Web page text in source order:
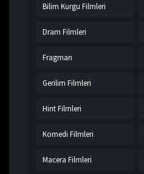
Bilim Kurgu Filmleri
Dram Filmleri
Fragman
Gerilim Filmleri
Hint Filmleri
Komedi Filmleri
Macera Filmleri